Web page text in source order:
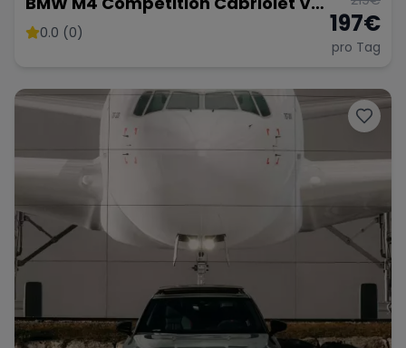
Aston Martin
Range Rover Corvette
Opf!!!
0.0 (0) 197€
pro Tag